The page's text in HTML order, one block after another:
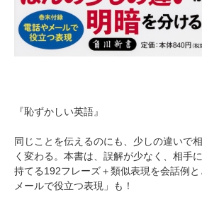
『恥ずかしい英語』
同じことを伝えるのにも、少しの違いで
く変わる。本書は、誤解が少なく、相手
持てる192フレーズ＋類似表現を会話例
メールで役立つ表現」も！